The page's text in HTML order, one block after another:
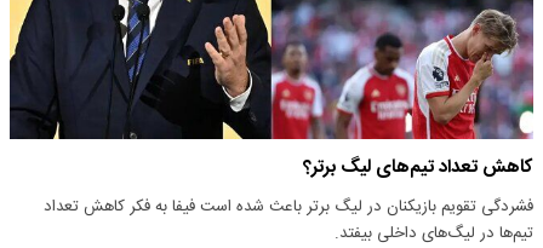
کاهش تعداد تیم‌های لیگ برتر؟
فشردگی تقویم بازیکنان در لیگ برتر باعث شده است فیفا به فکر کاهش تعداد
تیم‌ها در لیگ‌های داخلی بیفتد.